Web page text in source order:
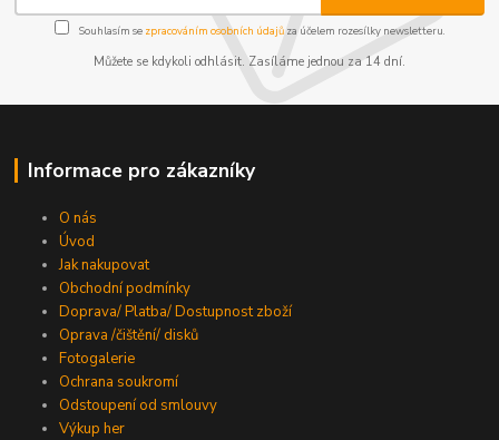
Souhlasím se zpracováním osobních údajůza účelem rozesílky newsletteru.
Můžete se kdykoli odhlásit. Zasíláme jednou za 14 dní.
Informace pro zákazníky
O nás
Úvod
Jak nakupovat
Obchodní podmínky
Doprava/ Platba/ Dostupnost zboží
Oprava /čištění/ disků
Fotogalerie
Ochrana soukromí
Odstoupení od smlouvy
Výkup her